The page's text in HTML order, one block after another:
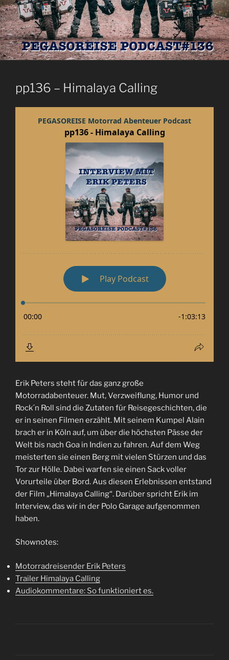
pp136 – Himalaya Calling
Erik Peters steht für das ganz große
Motorradabenteuer. Mut, Verzweiflung, Humor und
Rock´n Roll sind die Zutaten für Reisegeschichten, die
er in seinen Filmen erzählt. Mit seinem Kumpel Alain
brach er in Köln auf, um über die höchsten Pässe der
Welt bis nach Goa in Indien zu fahren. Auf dem Weg
meisterten sie einen Berg mit vielen Stürzen und das
Tor zur Hölle. Dabei warfen sie einen Sack voller
Vorurteile über Bord. Aus diesen Erlebnissen entstand
der Film „Himalaya Calling“. Darüber spricht Erik im
Interview, das wir in der Polo Garage aufgenommen
haben.
Shownotes:
Motorradreisender Erik Peters
Trailer Himalaya Calling
Audiokommentare: So funktioniert es.